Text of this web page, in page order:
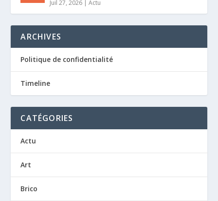
Juil 27, 2026 |Actu
ARCHIVES
Politique de confidentialité
Timeline
CATÉGORIES
Actu
Art
Brico